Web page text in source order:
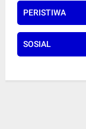
PERISTIWA
SOSIAL